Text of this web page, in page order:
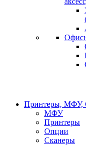
Принтеры, МФУ,
МФУ
Принтеры
Опции
Сканеры